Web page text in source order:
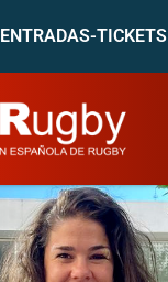
ENTRADAS-TICKETS